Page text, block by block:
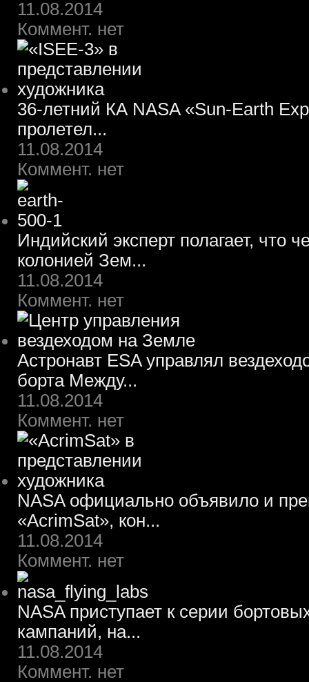
11.08.2014
Коммент. нет
36-летний КА NASA «Sun-Earth
пролетел...
11.08.2014
Коммент. нет
Индийский эксперт полагает, что
колонией Зем...
11.08.2014
Коммент. нет
Астронавт ESA управлял
борта Между...
11.08.2014
Коммент. нет
NASA официально объявило и
«AcrimSat», кон...
11.08.2014
Коммент. нет
NASA приступает к серии
кампаний, на...
11.08.2014
Коммент. нет